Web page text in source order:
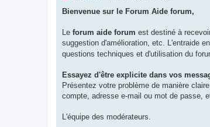
s
g
n
o
n
u
Bienvenue sur le Forum Aide forum,
Le forum aide forum est destiné à
suggestion d'amélioration, etc. L'entraide
questions techniques et d'utilisation du
Essayez d'être explicite dans vos
Présentez votre problème de manière
compte, adresse e-mail ou mot de passe,
L'équipe des modérateurs.